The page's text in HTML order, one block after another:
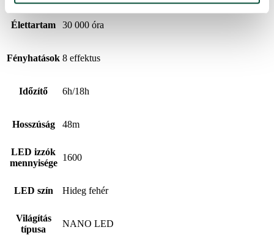
Élettartam 30 000 óra
Fényhatások 8 effektus
Időzítő 6h/18h
Hosszúság 48m
LED izzók
mennyisége
1600
LED szín Hideg fehér
Világítás
típusa
NANO LED